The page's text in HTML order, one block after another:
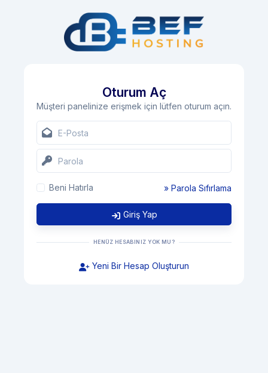
Oturum Aç
Müşteri panelinize erişmek için lütfen oturum açın.
Beni Hatırla » Parola Sıfırlama
Giriş Yap
HENÜZ HESABINIZ YOK MU?
Yeni Bir Hesap Oluşturun